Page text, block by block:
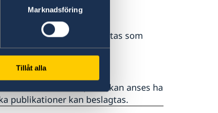
Marknadsföring
Tillåt alla
som kan betraktas som
läkemedel (inklusive
eller i annan form) som kan anses ha
publikationer kan beslagtas.